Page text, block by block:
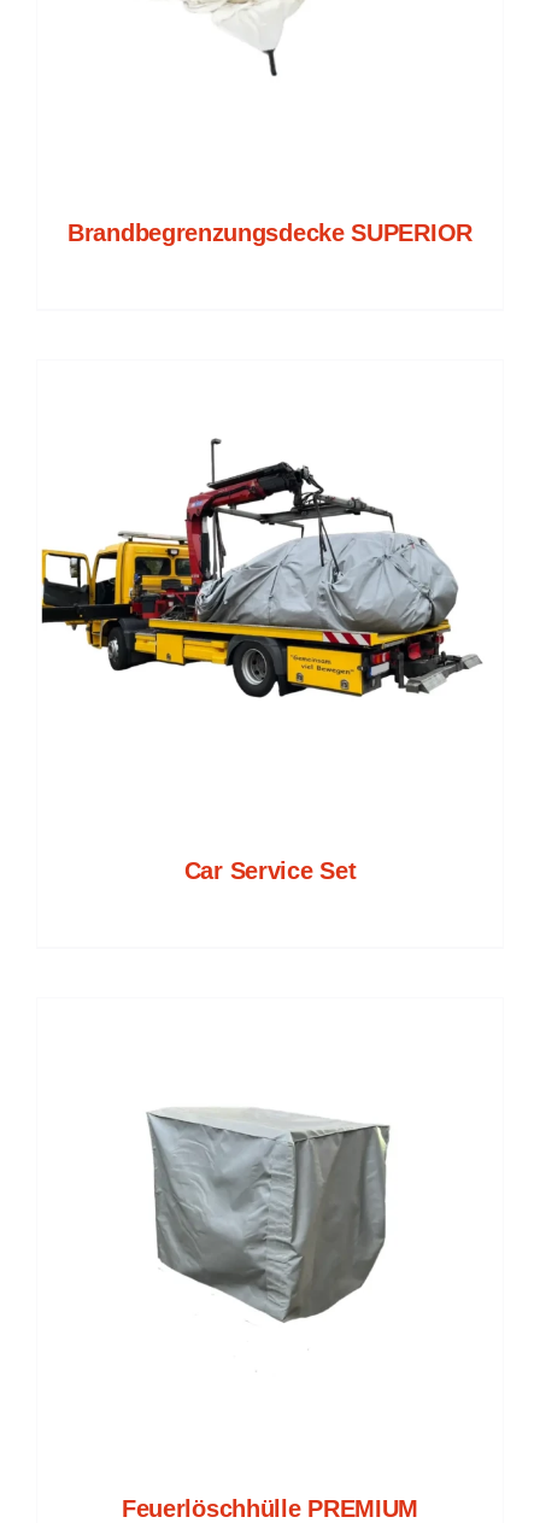
Brandbegrenzungsdecke SUPERIOR
Car Service Set
Feuerlöschhülle PREMIUM